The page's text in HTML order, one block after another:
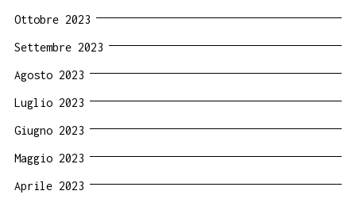
Ottobre 2023
Settembre 2023
Agosto 2023
Luglio 2023
Giugno 2023
Maggio 2023
Aprile 2023